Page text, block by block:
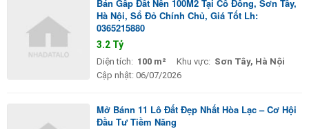
Bán Gấp Đất Nền 100M2 Tại Cổ Đông, Sơn Tây,
Hà Nội, Sổ Đỏ Chính Chủ, Giá Tốt Lh:
0365215880
3.2 Tỷ
Diện tích: 100 m² Khu vực: Sơn Tây, Hà Nội
Cập nhật: 06/07/2026
Mở Bánn 11 Lô Đất Đẹp Nhất Hòa Lạc – Cơ Hội
Đầu Tư Tiềm Năng